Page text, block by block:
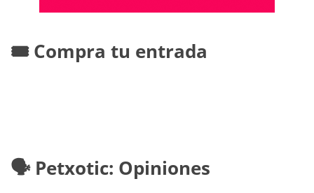
🎟️ Compra tu entrada
🗣️ Petxotic: Opiniones